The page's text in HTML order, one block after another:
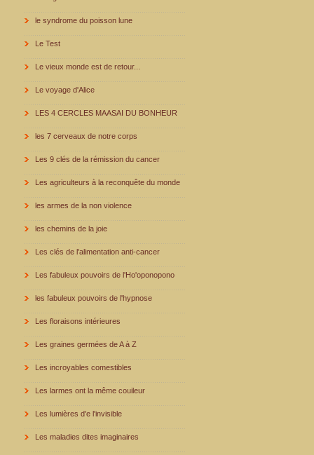
le syndrome du poisson lune
Le Test
Le vieux monde est de retour...
Le voyage d'Alice
LES 4 CERCLES MAASAI DU BONHEUR
les 7 cerveaux de notre corps
Les 9 clés de la rémission du cancer
Les agriculteurs à la reconquête du monde
les armes de la non violence
les chemins de la joie
Les clés de l'alimentation anti-cancer
Les fabuleux pouvoirs de l'Ho'oponopono
les fabuleux pouvoirs de l'hypnose
Les floraisons intérieures
Les graines germées de A à Z
Les incroyables comestibles
Les larmes ont la même couileur
Les lumières d'e l'invisible
Les maladies dites imaginaires